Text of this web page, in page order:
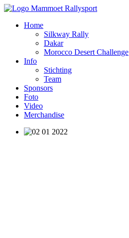
Home
Silkway Rally
Dakar
Morocco Desert Challenge
Info
Stichting
Team
Sponsors
Foto
Video
Merchandise